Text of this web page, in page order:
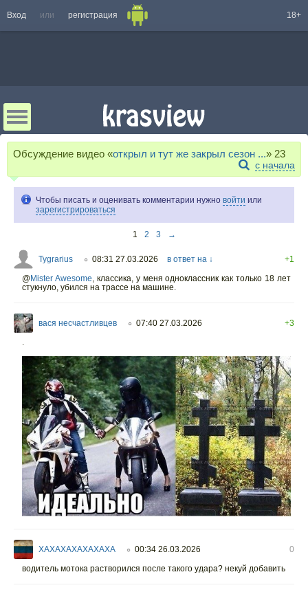
Вход или регистрация 18+
Обсуждение видео «открыл и тут же закрыл сезон ...» 23
с начала
Чтобы писать и оценивать комментарии нужно войти или
зарегистрироваться
1 2 3 →
Tygrarius ○ 08:31 27.03.2026 в ответ на ↓
+1
@Mister Awesome,классика, у меня одноклассник как только 18 лет
стукнуло, убился на трассе на машине.
вася несчастливцев ○ 07:40 27.03.2026
+3
.
XAXAXAXAXAXAXA ○ 00:34 26.03.2026
0
водитель мотока растворился после такого удара? некуй добавить